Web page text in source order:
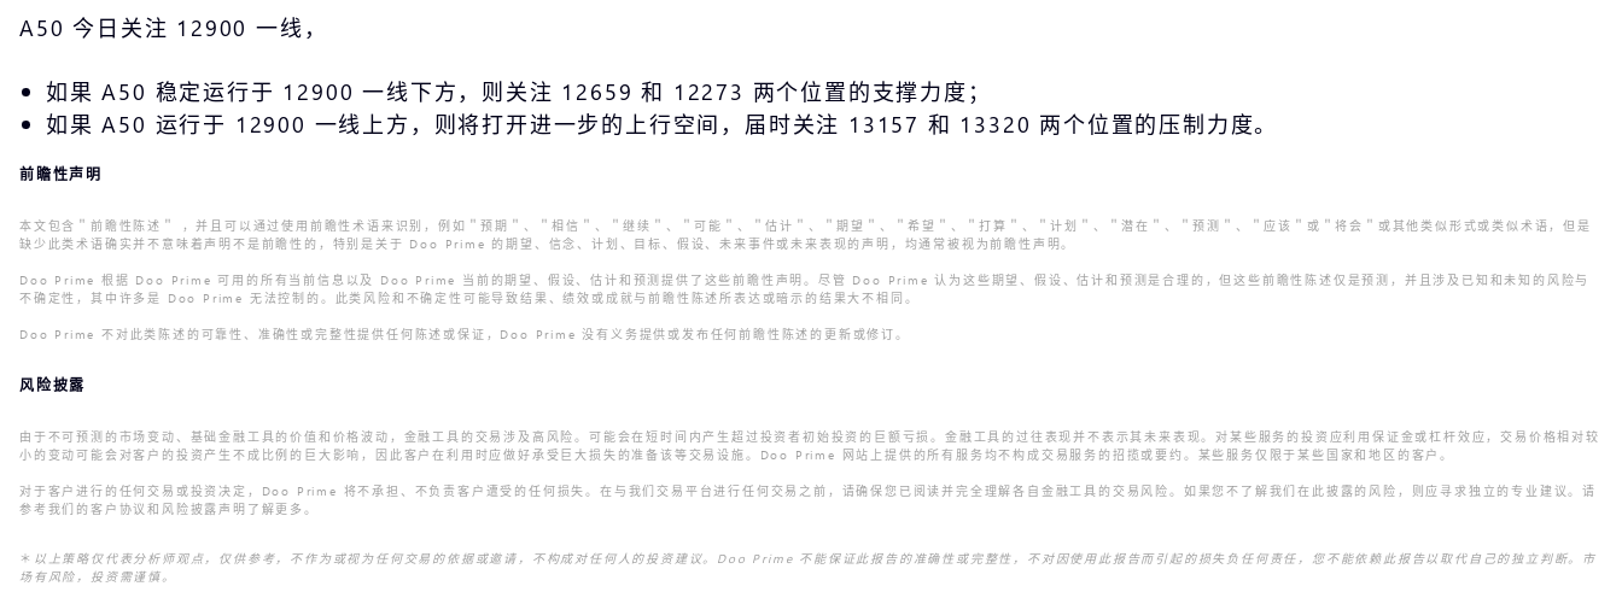
A50 今日关注 12900 一线，
如果 A50 稳定运行于 12900 一线下方，则关注 12659 和 12273 两个位置的支撑力度；
如果 A50 运行于 12900 一线上方，则将打开进一步的上行空间，届时关注 13157 和 13320 两个位置的压制力度。
前瞻性声明
本文包含＂前瞻性陈述＂ ，并且可以通过使用前瞻性术语来识别，例如＂预期＂、＂相信＂、＂继续＂、＂可能＂、＂估计＂、＂期望＂、＂希望＂、＂打算＂、＂计划＂、＂潜在＂、＂预测＂、＂应该＂或＂将会＂或其他类似形式或类似术语，但是
缺少此类术语确实并不意味着声明不是前瞻性的，特别是关于 Doo Prime 的期望、信念、计划、目标、假设、未来事件或未来表现的声明，均通常被视为前瞻性声明。
Doo Prime 根据 Doo Prime 可用的所有当前信息以及 Doo Prime 当前的期望、假设、估计和预测提供了这些前瞻性声明。尽管 Doo Prime 认为这些期望、假设、估计和预测是合理的，但这些前瞻性陈述仅是预测，并且涉及已知和未知的风险与
不确定性，其中许多是 Doo Prime 无法控制的。此类风险和不确定性可能导致结果、绩效或成就与前瞻性陈述所表达或暗示的结果大不相同。
Doo Prime 不对此类陈述的可靠性、准确性或完整性提供任何陈述或保证，Doo Prime 没有义务提供或发布任何前瞻性陈述的更新或修订。
风险披露
由于不可预测的市场变动、基础金融工具的价值和价格波动，金融工具的交易涉及高风险。可能会在短时间内产生超过投资者初始投资的巨额亏损。金融工具的过往表现并不表示其未来表现。对某些服务的投资应利用保证金或杠杆效应，交易价格相对较
小的变动可能会对客户的投资产生不成比例的巨大影响，因此客户在利用时应做好承受巨大损失的准备该等交易设施。Doo Prime 网站上提供的所有服务均不构成交易服务的招揽或要约。某些服务仅限于某些国家和地区的客户。
对于客户进行的任何交易或投资决定，Doo Prime 将不承担、不负责客户遭受的任何损失。在与我们交易平台进行任何交易之前，请确保您已阅读并完全理解各自金融工具的交易风险。如果您不了解我们在此披露的风险，则应寻求独立的专业建议。请
参考我们的客户协议和风险披露声明了解更多。
＊ 以上策略仅代表分析师观点，仅供参考，不作为或视为任何交易的依据或邀请，不构成对任何人的投资建议。Doo Prime 不能保证此报告的准确性或完整性，不对因使用此报告而引起的损失负任何责任，您不能依赖此报告以取代自己的独立判断。市
场有风险，投资需谨慎。